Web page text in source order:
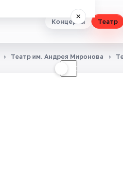
Концерты Театр
×
☾
Театр им. Андрея Миронова